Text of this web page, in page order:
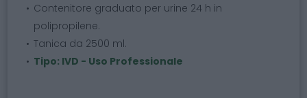
Contenitore graduato per urine 24 h in
polipropilene.
Tanica da 2500 ml.
Tipo: IVD - Uso Professionale